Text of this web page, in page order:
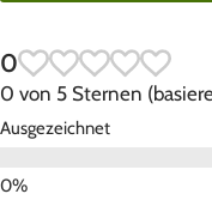
0
0 von 5 Sternen
Ausgezeichnet